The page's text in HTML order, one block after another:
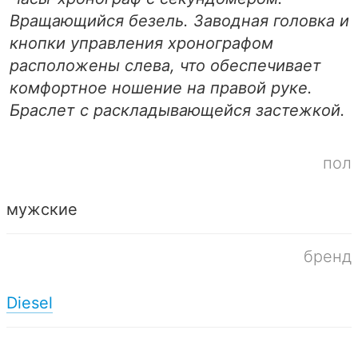
Вращающийся безель. Заводная головка и
кнопки управления хронографом
расположены слева, что обеспечивает
комфортное ношение на правой руке.
Браслет с раскладывающейся застежкой.
пол
мужские
бренд
Diesel